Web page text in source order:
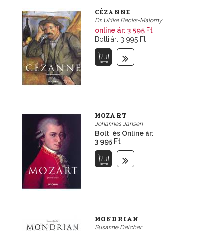
CÉZANNE
Dr. Ulrike Becks-Malorny
online ár:3 595 Ft
Bolti ár: 3 995 Ft
MOZART
Johannes Jansen
Bolti és Online ár:
3 995 Ft
MONDRIAN
Susanne Deicher